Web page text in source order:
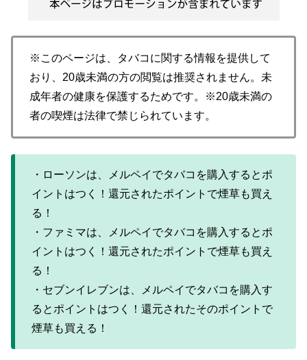
※このページは、タバコに関する情報を提供して
おり、20歳未満の方の閲覧は推奨されません。未
成年者の健康を保護するためです。※20歳未満の
者の喫煙は法律で禁じられています。
・ローソンは、メルペイでタバコを購入するとポ
イントはつく！還元されたポイントで煙草も買え
る！
・ファミマは、メルペイでタバコを購入するとポ
イントはつく！還元されたポイントで煙草も買え
る！
・セブンイレブンは、メルペイでタバコを購入す
るとポイントはつく！還元されたそのポイントで
煙草も買える！